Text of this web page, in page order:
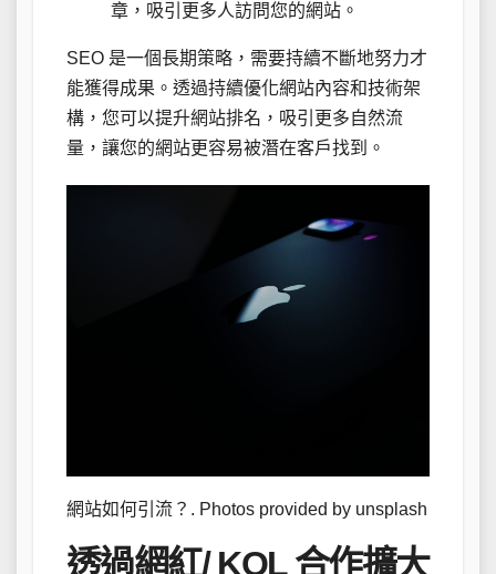
章，吸引更多人訪問您的網站。
SEO 是一個長期策略，需要持續不斷地努力才
能獲得成果。透過持續優化網站內容和技術架
構，您可以提升網站排名，吸引更多自然流
量，讓您的網站更容易被潛在客戶找到。
網站如何引流？. Photos provided by unsplash
透過網紅/ KOL 合作擴大